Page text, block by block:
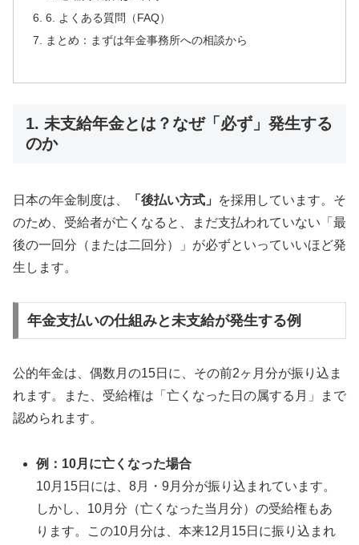
6. よくある質問（FAQ）
まとめ：まずは年金事務所への相談から
1. 未支給年金とは？なぜ「必ず」発生する
のか
日本の年金制度は、 「後払い方式」
を採用しています。そ
のため、受給者が亡くなると、まだ支払われていない「最
後の一回分（または二回分）」が必ずといっていいほど発
生します。
年金支払いの仕組みと未支給が発生する例
公的年金は、偶数月の15日に、その前2ヶ月分が振り込ま
れます。また、受給権は「亡くなった日の属する月」まで
認められます。
例：10月に亡くなった場合
10月15日には、8月・9月分が振り込まれています。
しかし、10月分（亡くなった当月分）の受給権もあ
ります。この10月分は、本来12月15日に振り込まれ